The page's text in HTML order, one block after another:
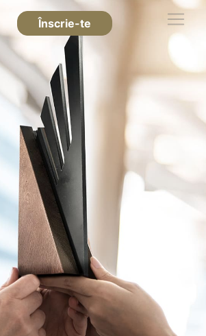
Înscrie-te